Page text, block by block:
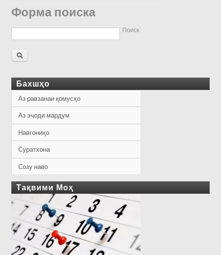
Форма поиска
Поиск
Бахшҳо
Аз равзанаи қомусҳо
Аз эҷоди мардум
Навгониҳо
Суратхона
Созу наво
Тақвими Моҳ